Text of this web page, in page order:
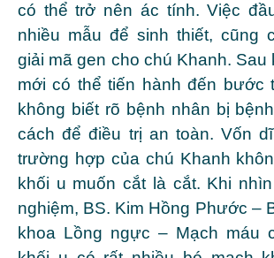
có thể trở nên ác tính. Việc
nhiều mẫu để sinh thiết, cũng
giải mã gen cho chú Khanh. Sau
mới có thể tiến hành đến bước
không biết rõ bệnh nhân bị
cách để điều trị an toàn. Vốn
trường hợp của chú Khanh
khối u muốn cắt là cắt. Khi
nghiệm, BS. Kim Hồng Phước –
khoa Lồng ngực – Mạch máu